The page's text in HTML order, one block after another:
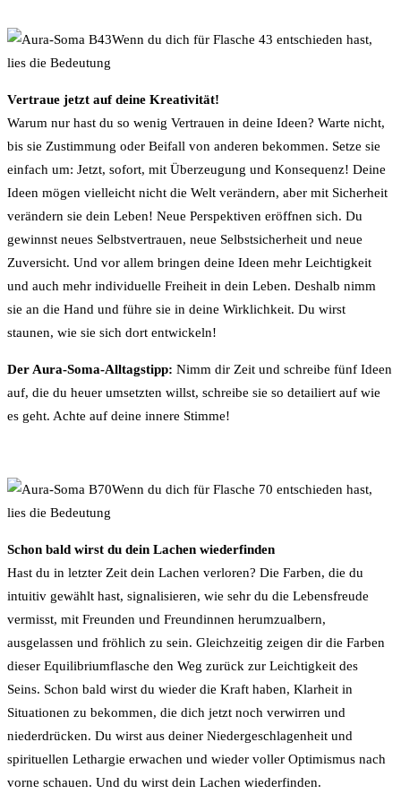
Wenn du dich für Flasche 43 entschieden hast,
lies die Bedeutung
Vertraue jetzt auf deine Kreativität!
Warum nur hast du so wenig Vertrauen in deine Ideen? Warte nicht,
bis sie Zustimmung oder Beifall von anderen bekommen. Setze sie
einfach um: Jetzt, sofort, mit Überzeugung und Konsequenz! Deine
Ideen mögen vielleicht nicht die Welt verändern, aber mit Sicherheit
verändern sie dein Leben! Neue Perspektiven eröffnen sich. Du
gewinnst neues Selbstvertrauen, neue Selbstsicherheit und neue
Zuversicht. Und vor allem bringen deine Ideen mehr Leichtigkeit
und auch mehr individuelle Freiheit in dein Leben. Deshalb nimm
sie an die Hand und führe sie in deine Wirklichkeit. Du wirst
staunen, wie sie sich dort entwickeln!
Der Aura-Soma-Alltagstipp: Nimm dir Zeit und schreibe fünf Ideen
auf, die du heuer umsetzten willst, schreibe sie so detailiert auf wie
es geht. Achte auf deine innere Stimme!
Wenn du dich für Flasche 70 entschieden hast,
lies die Bedeutung
Schon bald wirst du dein Lachen wiederfinden
Hast du in letzter Zeit dein Lachen verloren? Die Farben, die du
intuitiv gewählt hast, signalisieren, wie sehr du die Lebensfreude
vermisst, mit Freunden und Freundinnen herumzualbern,
ausgelassen und fröhlich zu sein. Gleichzeitig zeigen dir die Farben
dieser Equilibriumflasche den Weg zurück zur Leichtigkeit des
Seins. Schon bald wirst du wieder die Kraft haben, Klarheit in
Situationen zu bekommen, die dich jetzt noch verwirren und
niederdrücken. Du wirst aus deiner Niedergeschlagenheit und
spirituellen Lethargie erwachen und wieder voller Optimismus nach
vorne schauen. Und du wirst dein Lachen wiederfinden.